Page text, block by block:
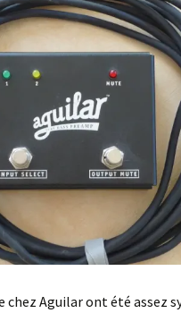
chez Aguilar ont été assez